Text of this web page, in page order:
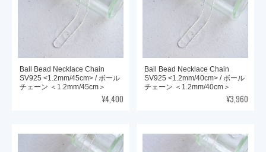
Ball Bead Necklace Chain
SV925 <1.2mm/45cm> / ボール
チェーン ＜1.2mm/45cm＞
¥4,400
Ball Bead Necklace Chain
SV925 <1.2mm/40cm> / ボール
チェーン ＜1.2mm/40cm＞
¥3,960